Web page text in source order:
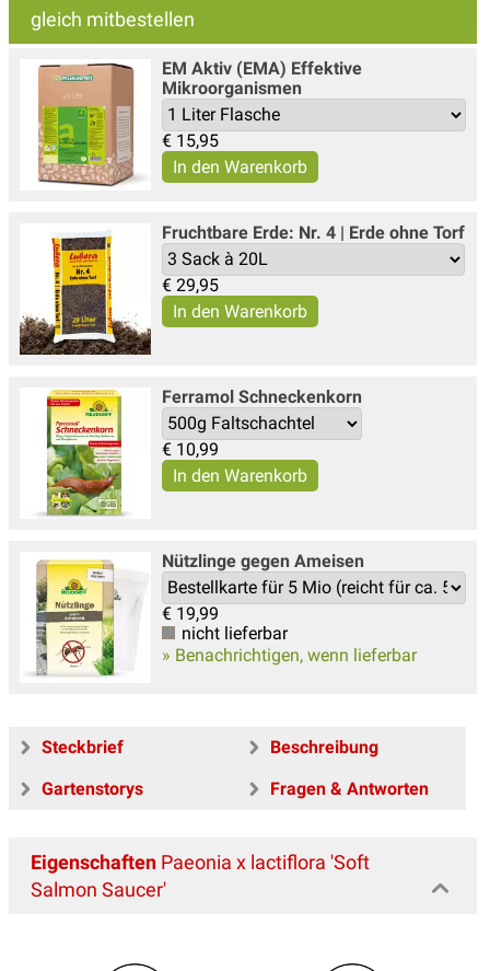
gleich mitbestellen
EM Aktiv (EMA) Effektive
Mikroorganismen
€ 15,95
Fruchtbare Erde: Nr. 4 | Erde ohne Torf
€ 29,95
Ferramol Schneckenkorn
€ 10,99
Nützlinge gegen Ameisen
€ 19,99
nicht lieferbar
» Benachrichtigen, wenn lieferbar
Steckbrief
Beschreibung
Gartenstorys
Fragen & Antworten
Eigenschaften Paeonia x lactiflora 'Soft
Salmon Saucer'